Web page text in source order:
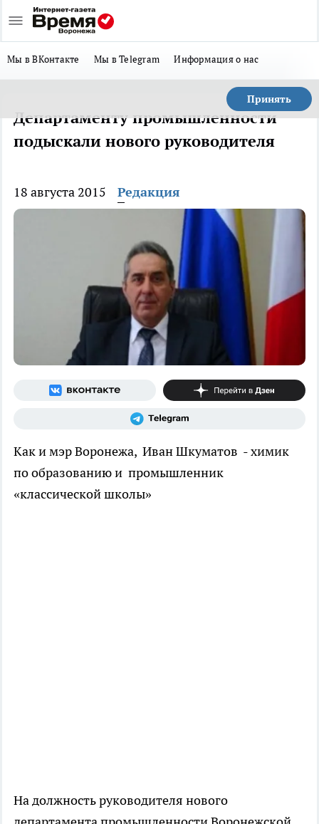
Мы в ВКонтакте Мы в Telegram Информация о нас
Принять
Департаменту промышленности
подыскали нового руководителя
18 августа 2015 Редакция
Как и мэр Воронежа, Иван Шкуматов - химик
по образованию и промышленник
«классической школы»
На должность руководителя нового